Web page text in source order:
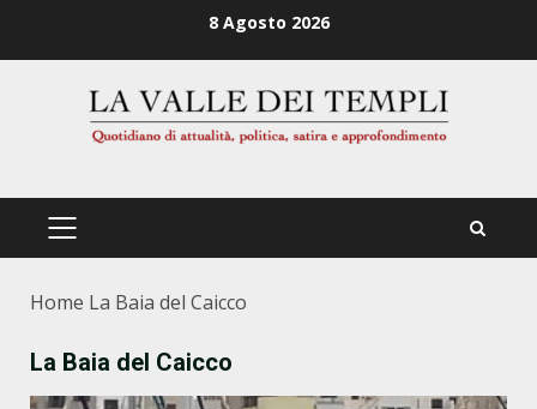
8 Agosto 2026
PRIMÄRES
Home La Baia del Caicco
La Baia del Caicco